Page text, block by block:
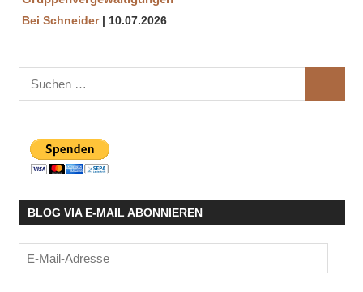
Bei Schneider 10.07.2026
Suchen
nach:
BLOG VIA E-MAIL ABONNIEREN
E-
Mail-